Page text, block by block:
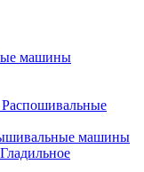
машины
Распошивальные
машины
Гладильное